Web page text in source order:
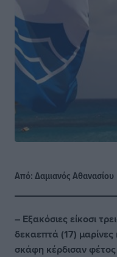
Από:Δαμιανός Αθανασίου
– Εξακόσιες είκοσι
δεκαεπτά (17) μαρίνες
σκάφη κέρδισαν φέτος